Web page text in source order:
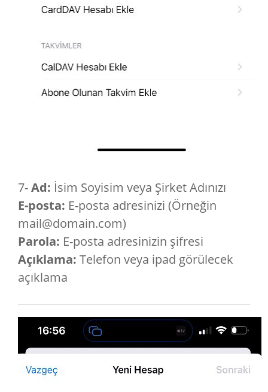
7-Ad: İsim Soyisim veya Şirket Adınızı
E-posta: E-posta adresinizi (Örneğin
mail@domain.com)
Parola: E-posta adresinizin şifresi
Açıklama: Telefon veya ipad görülecek
açıklama